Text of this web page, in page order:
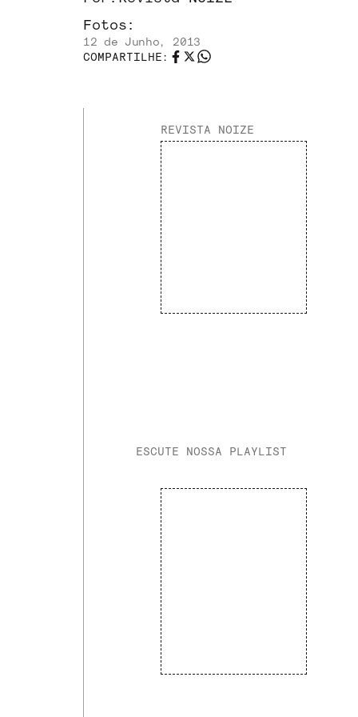
Fotos:
12 de Junho, 2013
COMPARTILHE:
REVISTA NOIZE
ESCUTE NOSSA PLAYLIST